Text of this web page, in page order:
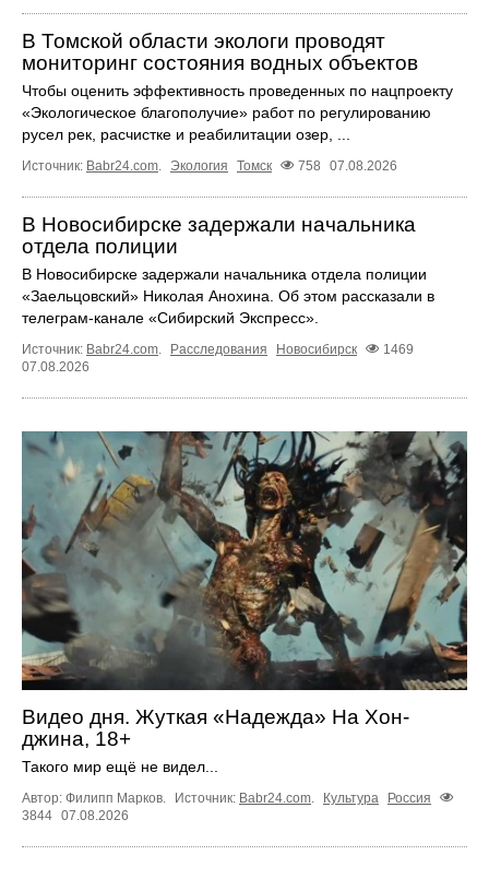
В Томской области экологи проводят
мониторинг состояния водных объектов
Чтобы оценить эффективность проведенных по нацпроекту
«Экологическое благополучие» работ по регулированию
русел рек, расчистке и реабилитации озер, ...
Источник: Babr24.com. Экология Томск 758 07.08.2026
В Новосибирске задержали начальника
отдела полиции
В Новосибирске задержали начальника отдела полиции
«Заельцовский» Николая Анохина. Об этом рассказали в
телеграм-канале «Сибирский Экспресс».
Источник: Babr24.com. Расследования Новосибирск
1469
07.08.2026
Видео дня. Жуткая «Надежда» На Хон-
джина, 18+
Такого мир ещё не видел...
Автор: Филипп Марков. Источник: Babr24.com. Культура
Россия
3844 07.08.2026